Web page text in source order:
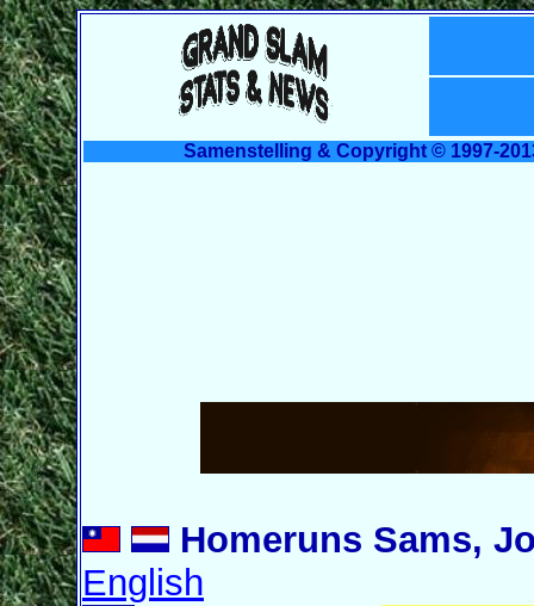
Samenstelling & Copyright © 1997-
Homeruns Sams,
English